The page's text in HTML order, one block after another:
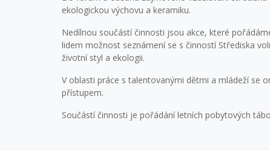
ekologickou výchovu a keramiku.
Nedílnou součástí činnosti jsou akce, které
lidem možnost seznámení se s činností Střediska
životní styl a ekologii.
V oblasti práce s talentovanými dětmi a mládeží se
přístupem.
Součástí činnosti je pořádání letních pobytových